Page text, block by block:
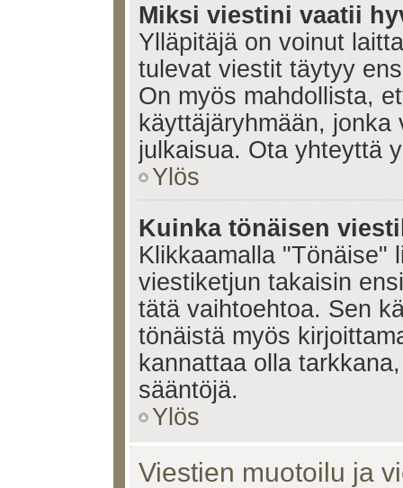
Miksi viestini vaatii
Ylläpitäjä on voinut
tulevat viestit täytyy
On myös mahdollista,
käyttäjäryhmään,
julkaisua. Ota yhteyttä
Ylös
Kuinka tönäisen
Klikkaamalla "Tönäise"
viestiketjun takaisin
tätä vaihtoehtoa. Sen
tönäistä myös
kannattaa olla
sääntöjä.
Ylös
Viestien muotoilu ja